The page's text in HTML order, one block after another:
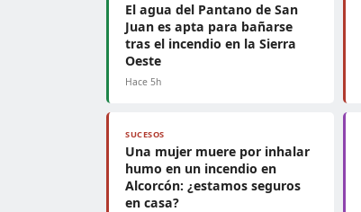
El agua del Pantano de San
Juan es apta para bañarse
tras el incendio en la Sierra
Oeste
Hace 5h
SUCESOS
Una mujer muere por inhalar
humo en un incendio en
Alcorcón: ¿estamos seguros
en casa?